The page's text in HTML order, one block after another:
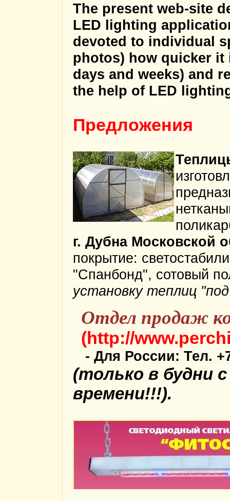
The present web-site
LED lighting
devoted to individual
photos) how quicker
days and weeks) and
the help of LED
Предложения
г. Дубна Московской
покрытие:
"Спанбонд", сотовый
установку теплиц
Отдел продаж
(http://
- Для России: Тел.
(только в будни
времени!!!).